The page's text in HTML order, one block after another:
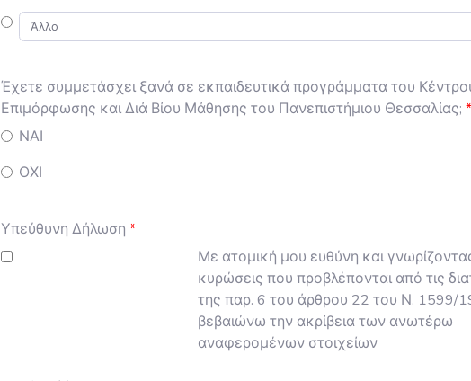
Έχετε συμμετάσχει ξανά σε εκπαιδευτικά προγράμματα του
Επιμόρφωσης και Διά Βίου Μάθησης του Πανεπιστήμιου Θεσσαλίας;
ΝΑΙ
ΟΧΙ
Υπεύθυνη Δήλωση
Με ατομική μου ευθύνη και
κυρώσεις που προβλέπονται από τις
της παρ. 6 του άρθρου 22 του Ν. 1599/
βεβαιώνω την ακρίβεια των ανωτέρω
αναφερομένων στοιχείων